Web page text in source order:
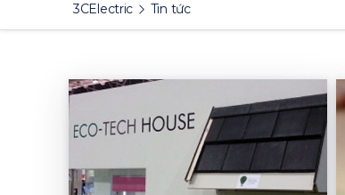
3CElectric Tin tức